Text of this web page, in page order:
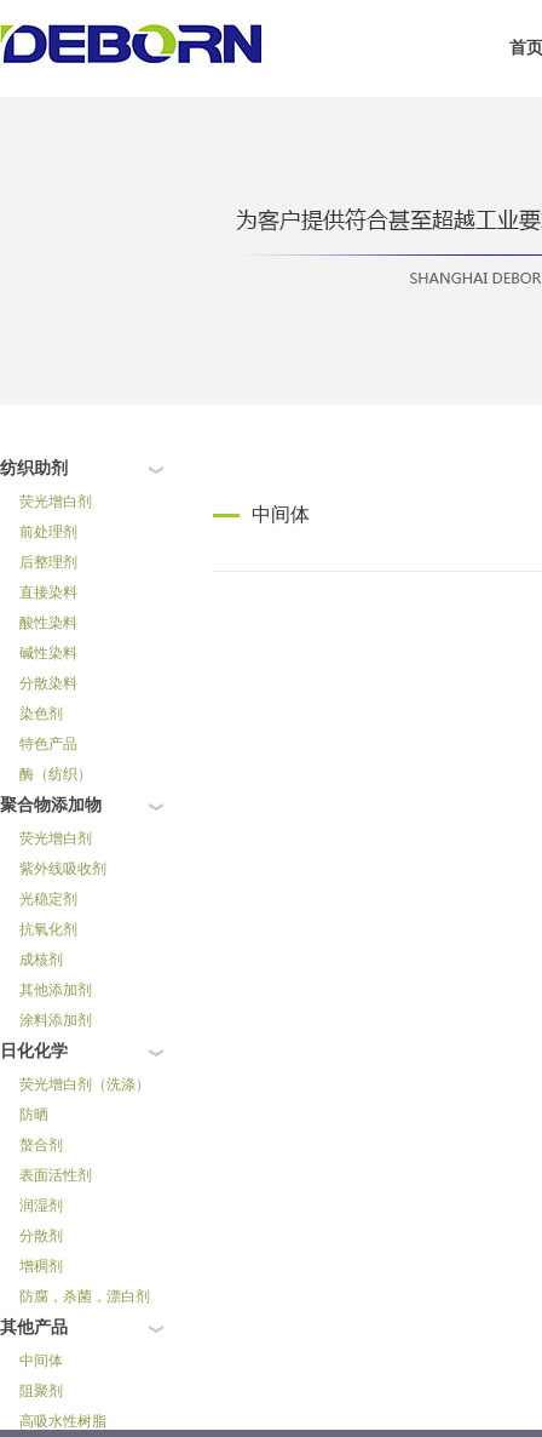
首页
纺织助剂
荧光增白剂
前处理剂
后整理剂
直接染料
酸性染料
碱性染料
分散染料
染色剂
特色产品
酶（纺织）
聚合物添加物
荧光增白剂
紫外线吸收剂
光稳定剂
抗氧化剂
成核剂
其他添加剂
涂料添加剂
日化化学
荧光增白剂（洗涤）
防晒
螯合剂
表面活性剂
润湿剂
分散剂
增稠剂
防腐，杀菌，漂白剂
其他产品
中间体
阻聚剂
高吸水性树脂
中间体